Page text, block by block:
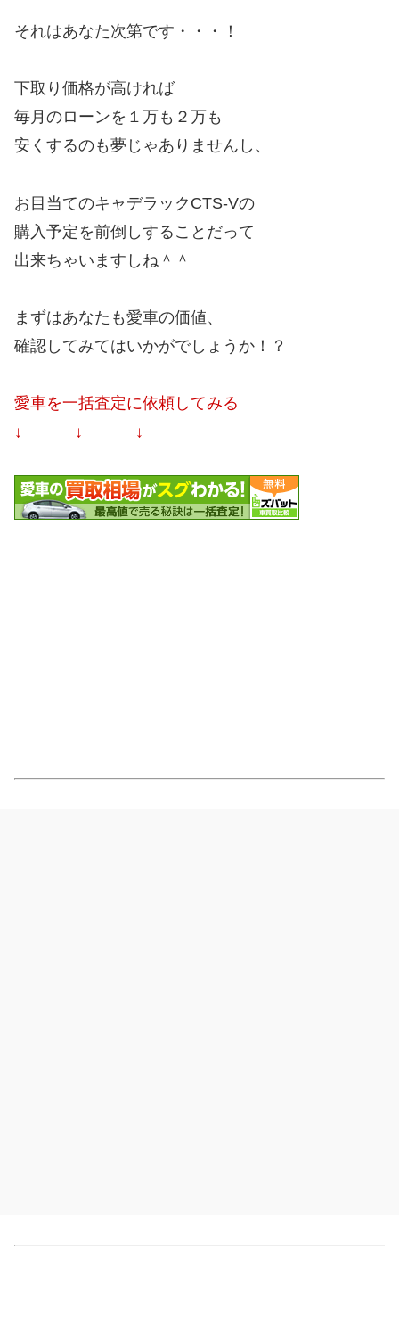
それはあなた次第です・・・！
下取り価格が高ければ
毎月のローンを１万も２万も
安くするのも夢じゃありませんし、
お目当てのキャデラックCTS-Vの
購入予定を前倒しすることだって
出来ちゃいますしね＾＾
まずはあなたも愛車の価値、
確認してみてはいかがでしょうか！？
愛車を一括査定に依頼してみる
↓ ↓ ↓